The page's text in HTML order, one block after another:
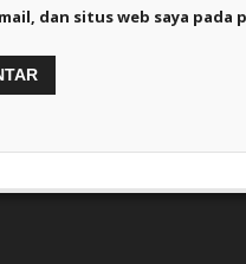
dan situs web saya